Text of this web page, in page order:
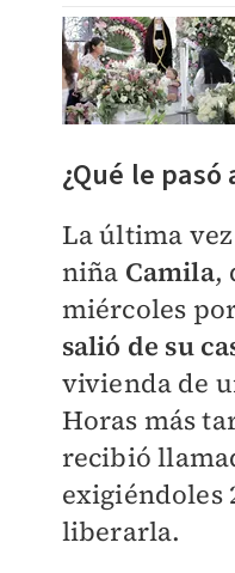
¿Qué le pasó
La última
niña Camila,
miércoles
salió de su
vivienda de
Horas más
recibió
exigiéndoles
liberarla.